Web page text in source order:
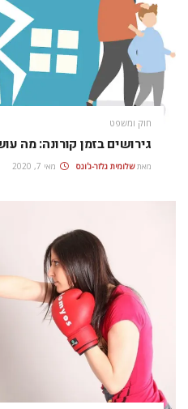
חוק ומשפט
גירושים בזמן קורונה: מה
מאת שלומית גלזר-ג'ונס מאי 7, 2020